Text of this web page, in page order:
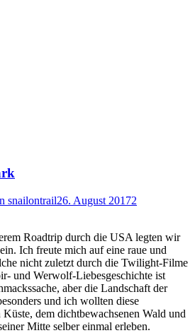
snailontrail26. August 20172
Roadtrip durch die USA legten wir
Ich freute mich auf eine raue und
nicht zuletzt durch die Twilight-Filme
und Werwolf-Liebesgeschichte ist
aber die Landschaft der
und ich wollten diese
dem dichtbewachsenen Wald und
Mitte selber einmal erleben.